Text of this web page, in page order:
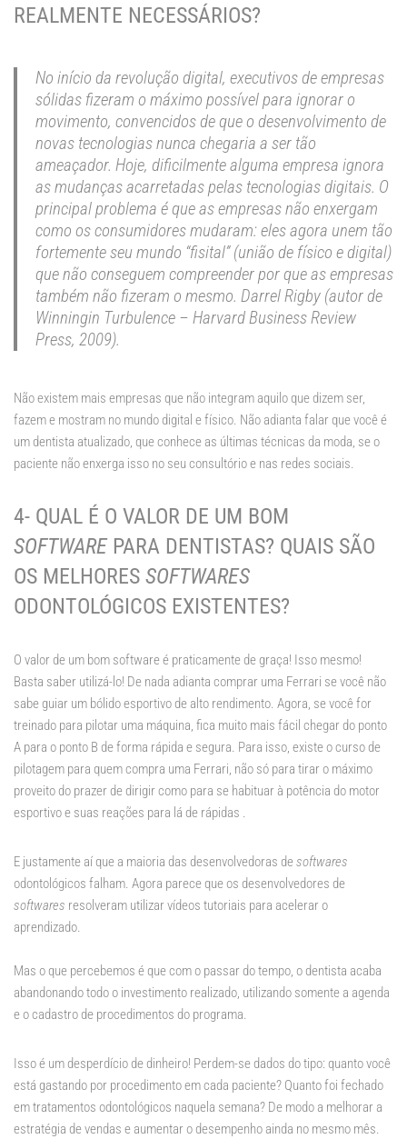
REALMENTE NECESSÁRIOS?
No início da revolução digital, executivos de empresas
sólidas fizeram o máximo possível para ignorar o
movimento, convencidos de que o desenvolvimento de
novas tecnologias nunca chegaria a ser tão
ameaçador. Hoje, dificilmente alguma empresa ignora
as mudanças acarretadas pelas tecnologias digitais. O
principal problema é que as empresas não enxergam
como os consumidores mudaram: eles agora unem tão
fortemente seu mundo “fisital” (união de físico e digital)
que não conseguem compreender por que as empresas
também não fizeram o mesmo. Darrel Rigby (autor de
Winningin Turbulence – Harvard Business Review
Press, 2009).
Não existem mais empresas que não integram aquilo que dizem ser,
fazem e mostram no mundo digital e físico. Não adianta falar que você é
um dentista atualizado, que conhece as últimas técnicas da moda, se o
paciente não enxerga isso no seu consultório e nas redes sociais.
4- QUAL É O VALOR DE UM BOM
SOFTWAREPARA DENTISTAS? QUAIS SÃO
OS MELHORES SOFTWARES
ODONTOLÓGICOS EXISTENTES?
O valor de um bom software é praticamente de graça! Isso mesmo!
Basta saber utilizá-lo! De nada adianta comprar uma Ferrari se você não
sabe guiar um bólido esportivo de alto rendimento. Agora, se você for
treinado para pilotar uma máquina, fica muito mais fácil chegar do ponto
A para o ponto B de forma rápida e segura. Para isso, existe o curso de
pilotagem para quem compra uma Ferrari, não só para tirar o máximo
proveito do prazer de dirigir como para se habituar à potência do motor
esportivo e suas reações para lá de rápidas .
E justamente aí que a maioria das desenvolvedoras desoftwares
odontológicos falham. Agora parece que os desenvolvedores de
softwares resolveram utilizar vídeos tutoriais para acelerar o
aprendizado.
Mas o que percebemos é que com o passar do tempo, o dentista acaba
abandonando todo o investimento realizado, utilizando somente a agenda
e o cadastro de procedimentos do programa.
Isso é um desperdício de dinheiro! Perdem-se dados do tipo: quanto você
está gastando por procedimento em cada paciente? Quanto foi fechado
em tratamentos odontológicos naquela semana? De modo a melhorar a
estratégia de vendas e aumentar o desempenho ainda no mesmo mês.